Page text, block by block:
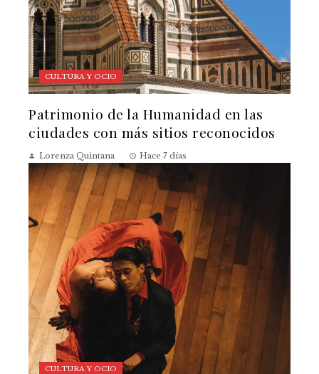
CULTURA Y OCIO
Patrimonio de la Humanidad en las
ciudades con más sitios reconocidos
Lorenza Quintana Hace 7 días
CULTURA Y OCIO